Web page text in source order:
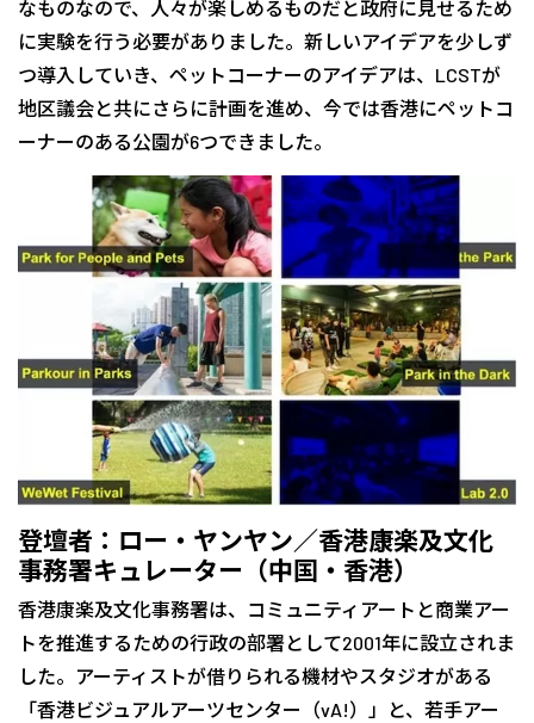
なものなので、人々が楽しめるものだと政府に見せるため
に実験を行う必要がありました。新しいアイデアを少しず
つ導入していき、ペットコーナーのアイデアは、LCSTが
地区議会と共にさらに計画を進め、今では香港にペットコ
ーナーのある公園が6つできました。
登壇者：ロー・ヤンヤン／香港康楽及文化
事務署キュレーター（中国・香港）
香港康楽及文化事務署は、コミュニティアートと商業アー
トを推進するための行政の部署として2001年に設立されま
した。アーティストが借りられる機材やスタジオがある
「香港ビジュアルアーツセンター（vA!）」と、若手アー